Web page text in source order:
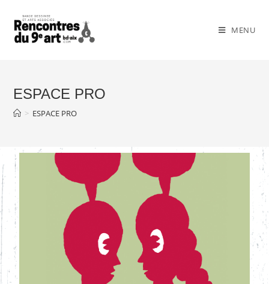
MENU
ESPACE PRO
> ESPACE PRO